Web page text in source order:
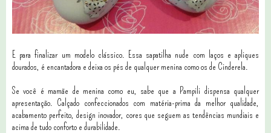
E para finalizar um modelo clássico. Essa sapatilha nude com laços e apliques
dourados, é encantadora e deixa os pés de qualquer menina como os de Cinderela.
Se você é mamãe de menina como eu, sabe que a Pampili dispensa qualquer
apresentação. Calçado confeccionados com matéria-prima da melhor qualidade,
acabamento perfeito, design inovador, cores que seguem as tendências mundiais e
acima de tudo conforto e durabilidade.